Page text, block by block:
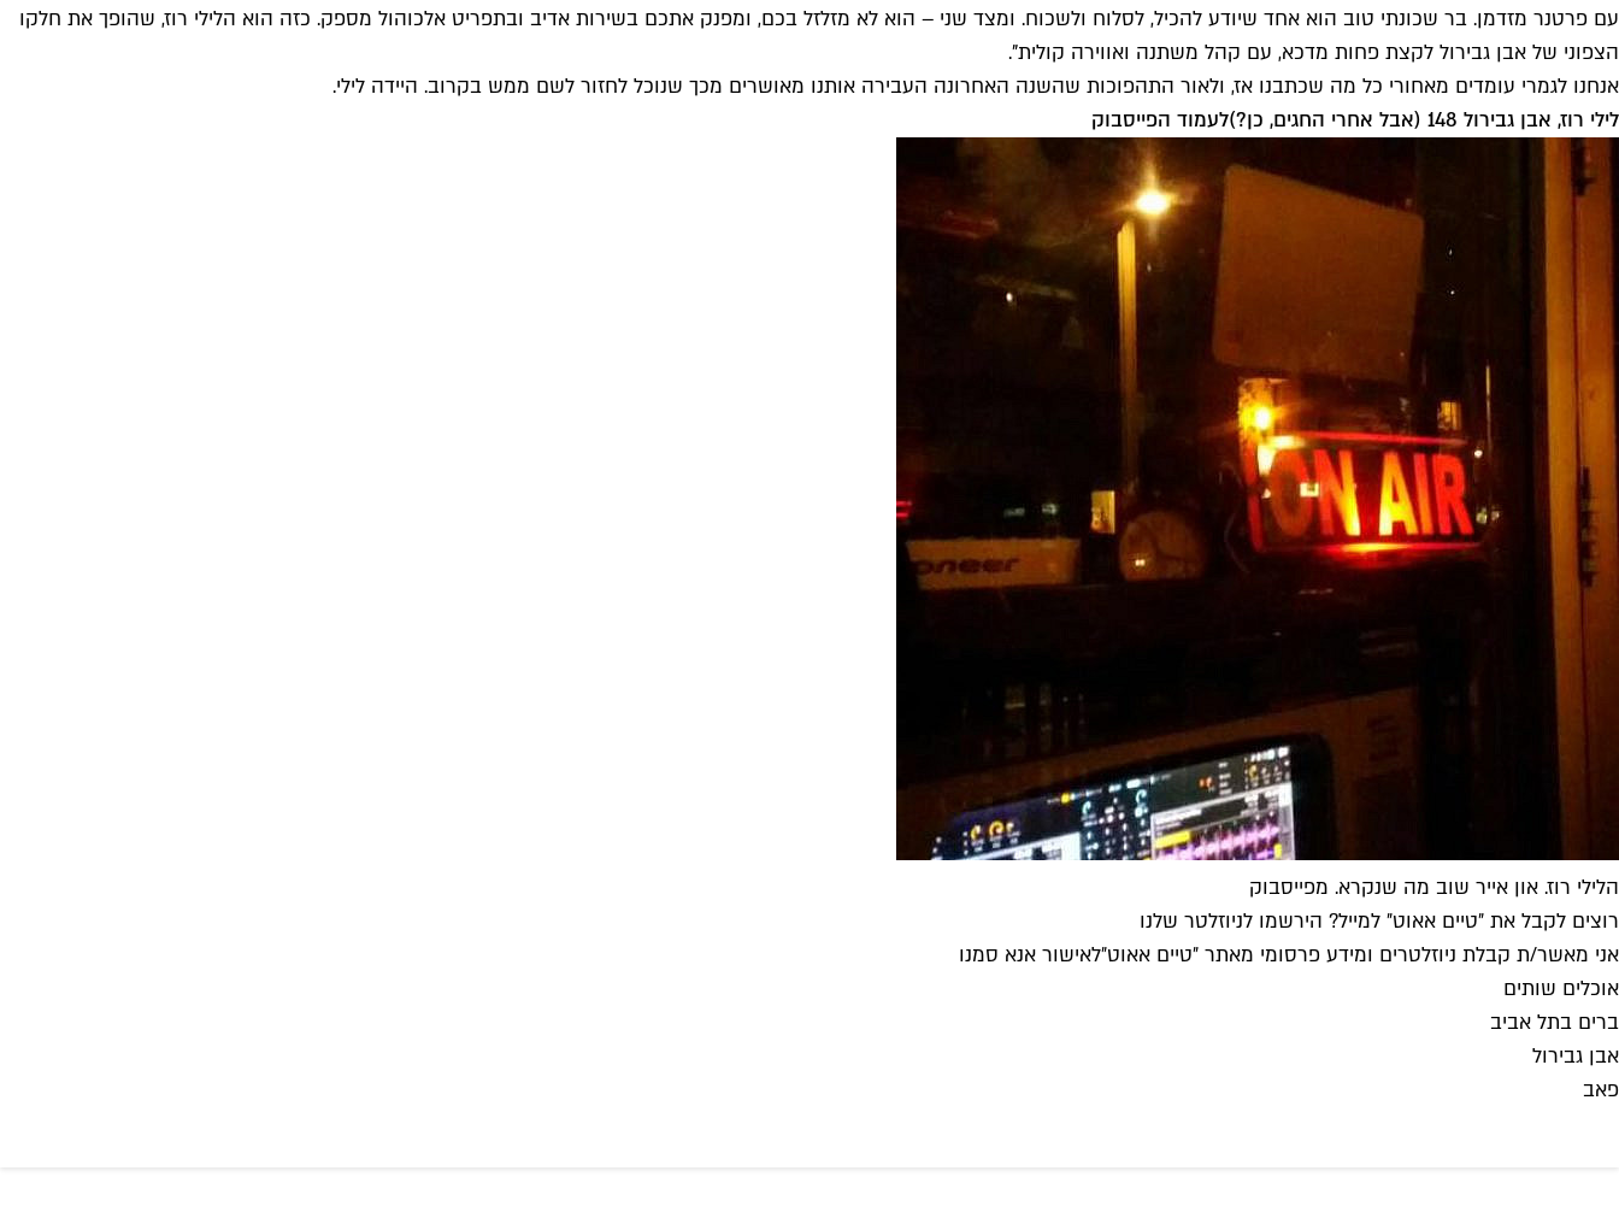
עם פרטנר מזדמן. בר שכונתי טוב הוא אחד שיודע להכיל, לסלוח ולשכוח. ומצד שני – הוא לא מזלזל בכם, ומפנק אתכם בשירות אדיב ובתפריט אלכוהול מספק. כזה הוא הלילי רוז, שהופך את חלקו
הצפוני של אבן גבירול לקצת פחות מדכא, עם קהל משתנה ואווירה קולית".
אנחנו לגמרי עומדים מאחורי כל מה שכתבנו אז, ולאור התהפוכות שהשנה האחרונה העבירה אותנו מאושרים מכך שנוכל לחזור לשם ממש בקרוב. היידה לילי.
לילי רוז, אבן גבירול 148 (אבל אחרי החגים, כן?)
לעמוד הפייסבוק
הלילי רוז. און אייר שוב מה שנקרא. מפייסבוק
רוצים לקבל את ״טיים אאוט״ למייל? הירשמו לניוזלטר שלנו
אני מאשר/ת קבלת ניוזלטרים ומידע פרסומי מאתר ״טיים אאוט״לאישור אנא סמנו
אוכלים שותים
ברים בתל אביב
אבן גבירול
פאב